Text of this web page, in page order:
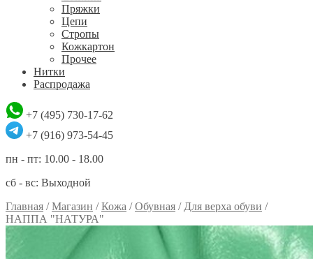
Пряжки
Цепи
Стропы
Кожкартон
Прочее
Нитки
Распродажа
+7 (495) 730-17-62
+7 (916) 973-54-45
пн - пт: 10.00 - 18.00
сб - вс: Выходной
Главная /Магазин /Кожа /Обувная / Для верха обуви /
НАППА "НАТУРА"